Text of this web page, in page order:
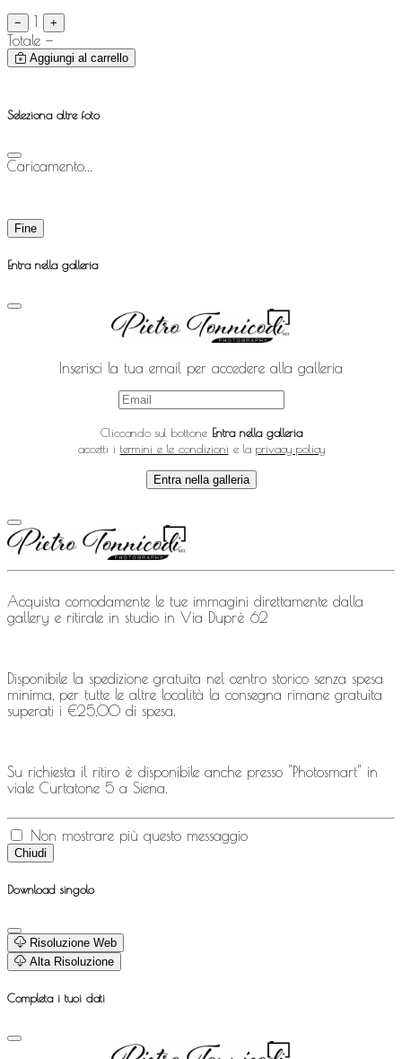
− 1 +
Totale —
Aggiungi al carrello
Seleziona altre foto
Caricamento...
Fine
Entra nella galleria
Inserisci la tua email per accedere alla galleria
Cliccando sul bottone Entra nella galleria
accetti i termini e le condizioni e la privacy policy
Entra nella galleria
Acquista comodamente le tue immagini direttamente dalla
gallery e ritirale in studio in Via Duprè 62
Disponibile la spedizione gratuita nel centro storico senza spesa
minima, per tutte le altre località la consegna rimane gratuita
superati i €25,00 di spesa.
Su richiesta il ritiro è disponibile anche presso "Photosmart" in
viale Curtatone 5 a Siena.
Non mostrare più questo messaggio
Chiudi
Download singolo
Risoluzione Web
Alta Risoluzione
Completa i tuoi dati